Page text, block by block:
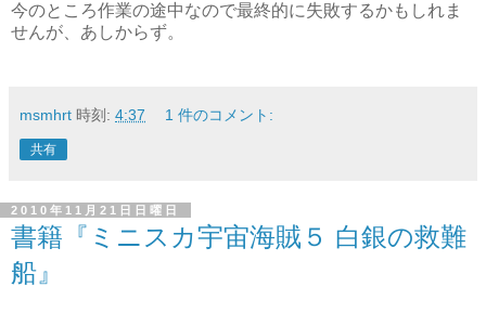
今のところ作業の途中なので最終的に失敗するかもしれま
せんが、あしからず。
msmhrt 時刻: 4:37 1 件のコメント:
共有
2010年11月21日日曜日
書籍『ミニスカ宇宙海賊５ 白銀の救難
船』